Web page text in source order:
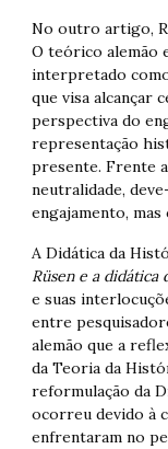
No outro artigo,
O teórico alemão
interpretado
que visa alcançar
perspectiva do
representação
presente. Frente
neutralidade,
engajamento,
A Didática da
Rüsen e a didática
e suas
entre
alemão que a
da Teoria da
reformulação da
ocorreu devido à
enfrentaram no